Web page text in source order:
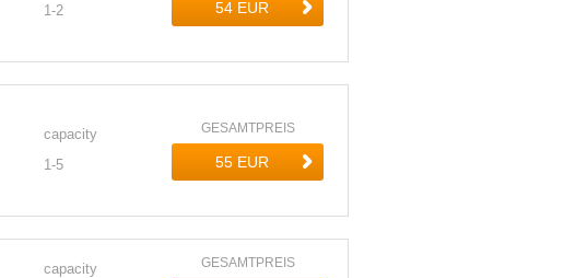
1-2
capacity
1-5
GESAMTPREIS
capacity
GESAMTPREIS